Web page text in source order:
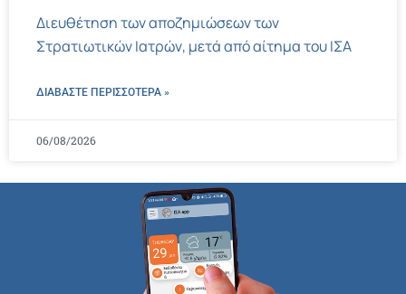
Διευθέτηση των αποζημιώσεων των
Στρατιωτικών Ιατρών, μετά από αίτημα του ΙΣΑ
ΔΙΑΒΑΣΤΕ ΠΕΡΙΣΣΌΤΕΡΑ »
06/08/2026